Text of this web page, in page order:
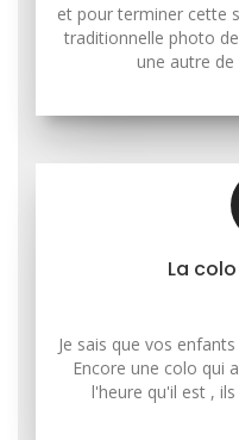
et pour terminer cette
traditionnelle photo
une autre
La
Je sais que vos
Encore une colo qui
l'heure qu'il est ,